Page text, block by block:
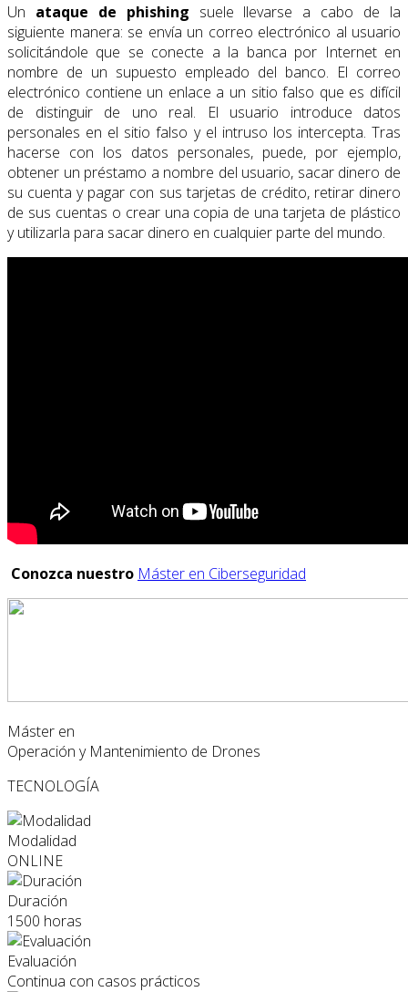
Un ataque de phishing suele llevarse a cabo de la
siguiente manera: se envía un correo electrónico al usuario
solicitándole que se conecte a la banca por Internet en
nombre de un supuesto empleado del banco. El correo
electrónico contiene un enlace a un sitio falso que es difícil
de distinguir de uno real. El usuario introduce datos
personales en el sitio falso y el intruso los intercepta. Tras
hacerse con los datos personales, puede, por ejemplo,
obtener un préstamo a nombre del usuario, sacar dinero de
su cuenta y pagar con sus tarjetas de crédito, retirar dinero
de sus cuentas o crear una copia de una tarjeta de plástico
y utilizarla para sacar dinero en cualquier parte del mundo.
Conozca nuestro Máster en Ciberseguridad
Máster en
Operación y Mantenimiento de Drones
TECNOLOGÍA
Modalidad
ONLINE
Duración
1500 horas
Evaluación
Continua con casos prácticos